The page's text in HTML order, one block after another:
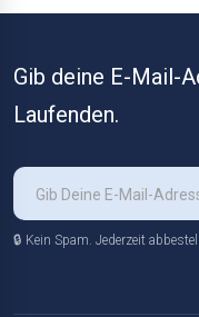
Gib deine E-Mail-
Laufenden.
🔒 Kein Spam. Jederzeit